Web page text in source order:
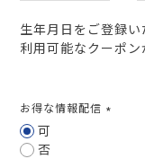
生年月日をご登録
利用可能なクーポ
お得な情報配信
可
否